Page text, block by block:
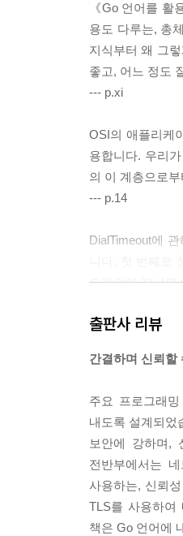
《Go 언어를
용도 다루는, 총
지식부터 왜 그
좋고, 어느 정도
--- p.xi
OSI의 애플리케
용합니다. 우리
의 이 계층으로
--- p.14
DialTimeout에
드라인이 지나면
해 살펴보았습
다.
--- p.119
웹 브라우저와
는 화면에 HTML
폼 데이터를 제
출판사 리뷰
간결하며 신뢰할
주요 프로그래
내도록 설계되었
보안에 강하며,
전반부에서는
사용하는, 신뢰
TLS를 사용하여
책은 Go 언어에